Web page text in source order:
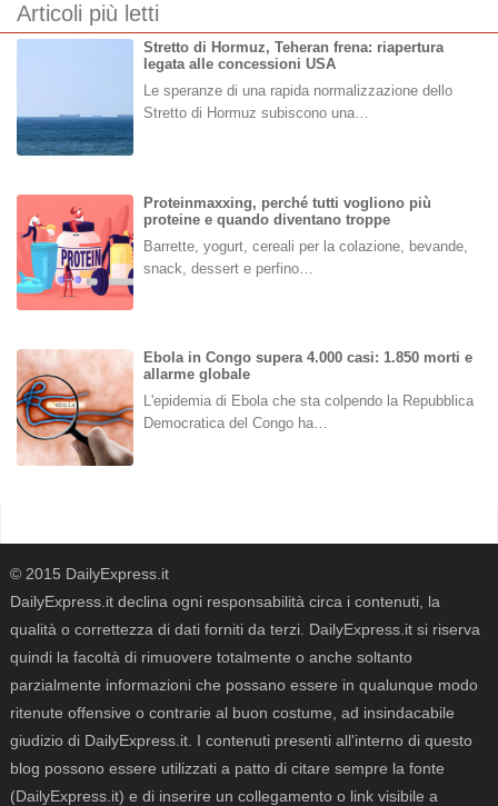
Articoli più letti
Stretto di Hormuz, Teheran frena: riapertura
legata alle concessioni USA
Le speranze di una rapida normalizzazione dello
Stretto di Hormuz subiscono una…
Proteinmaxxing, perché tutti vogliono più
proteine e quando diventano troppe
Barrette, yogurt, cereali per la colazione, bevande,
snack, dessert e perfino…
Ebola in Congo supera 4.000 casi: 1.850 morti e
allarme globale
L'epidemia di Ebola che sta colpendo la Repubblica
Democratica del Congo ha…
© 2015 DailyExpress.it
DailyExpress.it declina ogni responsabilità circa i contenuti, la
qualità o correttezza di dati forniti da terzi. DailyExpress.it si riserva
quindi la facoltà di rimuovere totalmente o anche soltanto
parzialmente informazioni che possano essere in qualunque modo
ritenute offensive o contrarie al buon costume, ad insindacabile
giudizio di DailyExpress.it. I contenuti presenti all'interno di questo
blog possono essere utilizzati a patto di citare sempre la fonte
(DailyExpress.it) e di inserire un collegamento o link visibile a